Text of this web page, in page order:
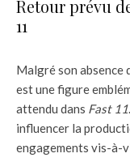
Retour prévu
11
Malgré son absence
est une figure
attendu dans Fast 11
influencer la
engagements vis-à-